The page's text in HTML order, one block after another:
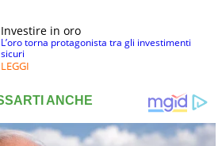
Investire in oro
L’oro torna protagonista tra gli investimenti
sicuri
LEGGI